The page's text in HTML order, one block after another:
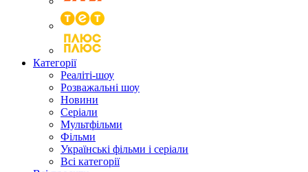
Категорії
Реаліті-шоу
Розважальні шоу
Новини
Серіали
Мультфільми
Фільми
Українські фільми і серіали
Всі категорії